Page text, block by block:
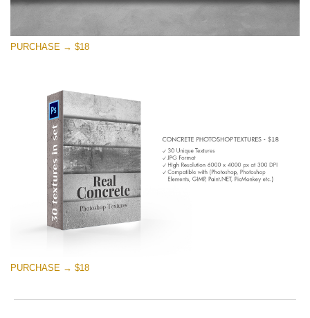
Large 6000*4000px
無料ダウンロード
PURCHASE → $18
PURCHASE → $18